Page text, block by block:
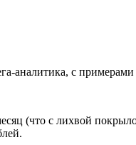
аналитика, с
(что с лихвой